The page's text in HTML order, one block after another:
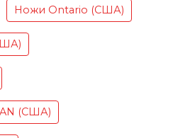
Ножи Ontario (США)
(США)